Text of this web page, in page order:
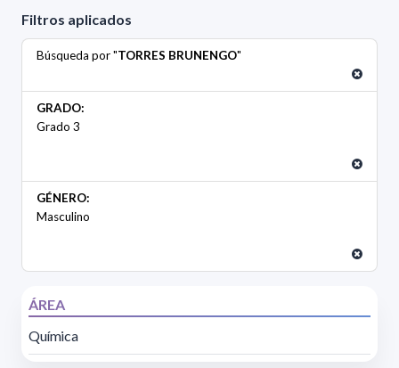
Filtros aplicados
Búsqueda por "TORRES BRUNENGO"
GRADO:
Grado 3
GÉNERO:
Masculino
ÁREA
Química